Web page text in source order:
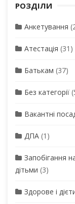
РОЗДІЛИ
Анкетування
Атестація (31)
Батькам (37)
Без категорії
Вакантні
ДПА (1)
Запобігання
дітьми (3)
Здорове і